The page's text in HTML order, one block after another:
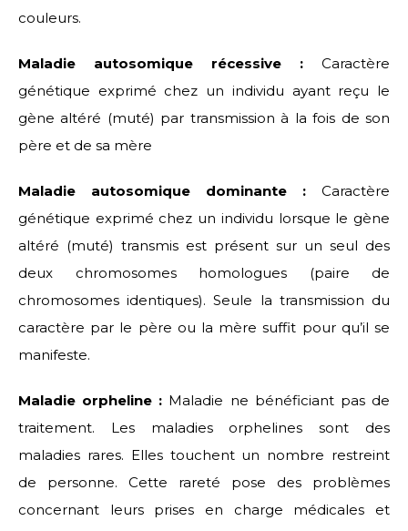
couleurs.
Maladie autosomique récessive : Caractère
génétique exprimé chez un individu ayant reçu le
gène altéré (muté) par transmission à la fois de son
père et de sa mère
Maladie autosomique dominante : Caractère
génétique exprimé chez un individu lorsque le gène
altéré (muté) transmis est présent sur un seul des
deux chromosomes homologues (paire de
chromosomes identiques). Seule la transmission du
caractère par le père ou la mère suffit pour qu’il se
manifeste.
Maladie orpheline : Maladie ne bénéficiant pas de
traitement. Les maladies orphelines sont des
maladies rares. Elles touchent un nombre restreint
de personne. Cette rareté pose des problèmes
concernant leurs prises en charge médicales et